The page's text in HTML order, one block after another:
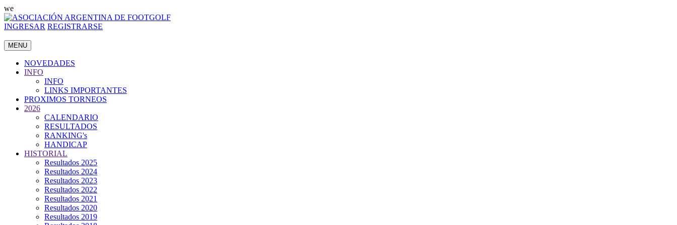
we
INGRESAR REGISTRARSE
MENU
NOVEDADES
INFO
INFO
LINKS IMPORTANTES
PROXIMOS TORNEOS
2026
CALENDARIO
RESULTADOS
RANKING's
HANDICAP
HISTORIAL
Resultados 2025
Resultados 2024
Resultados 2023
Resultados 2022
Resultados 2021
Resultados 2020
Resultados 2019